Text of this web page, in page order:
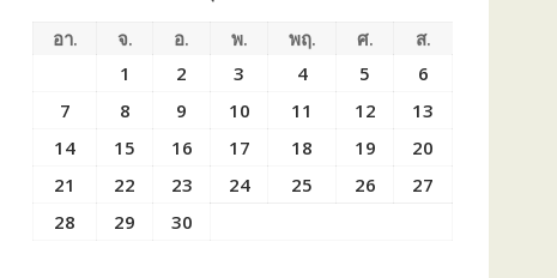
อา. จ. อ. พ. พฤ. ศ.
ส.
1
2 3 4 5
6
7
8 9 10 11 12
13
14
15 16 17 18 19
20
21
22 23 24 25 26
27
28
29 30